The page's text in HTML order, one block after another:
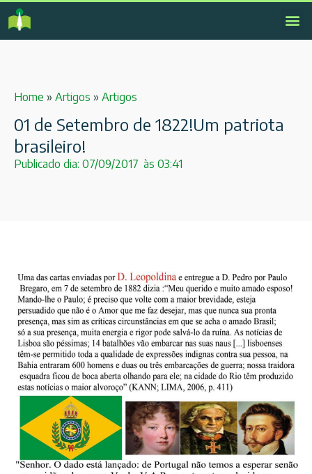
Home » Artigos » Artigos
01 de Setembro de 1822!Um patriota
brasileiro!
Publicado dia: 07/09/2017 às 03:41